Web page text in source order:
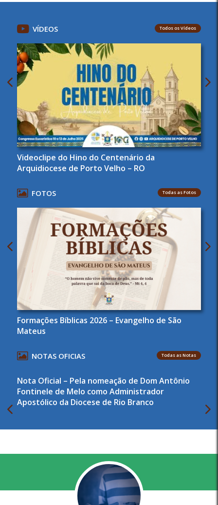
VÍDEOS Todos os Vídeos
Videoclipe do Hino do Centenário da
Arquidiocese de Porto Velho – RO
FOTOS Todas as Fotos
Formações Bíblicas 2026 – Evangelho de São
Mateus
NOTAS OFICIAS Todas as Notas
Nota Oficial – Pela nomeação de Dom Antônio
Fontinele de Melo como Administrador
Apostólico da Diocese de Rio Branco